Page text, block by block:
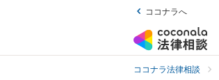
ココナラへ
ココナラ法律相談